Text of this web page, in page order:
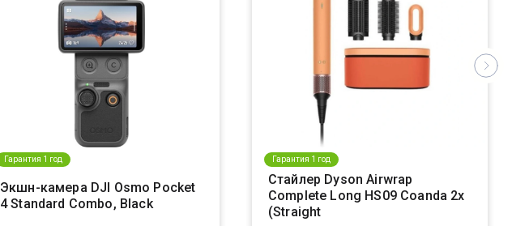
Гарантия 1 год
Экшн-камера DJI Osmo Pocket
4 Standard Combo, Black
Гарантия 1 год
Стайлер Dyson Airwrap
Complete Long HS09 Coanda 2x
(Straight